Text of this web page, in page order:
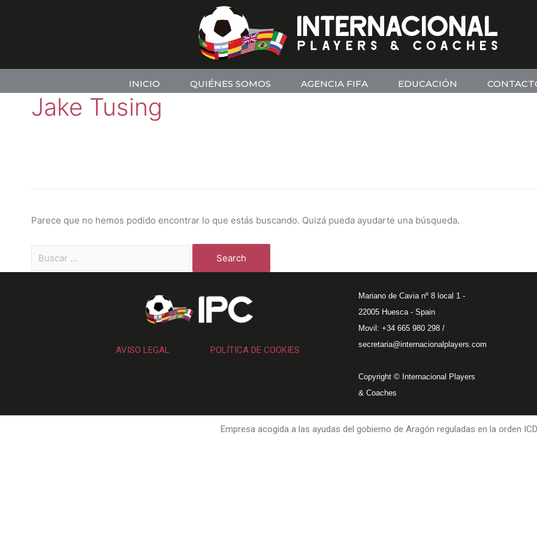
INICIO QUIÉNES SOMOS AGENCIA FIFA EDUCACIÓN
Jake Tusing
Parece que no hemos podido encontrar lo que estás buscando. Quizá pueda ayudarte una búsqueda.
AVISO LEGAL POLÍTICA DE COOKIES
Mariano de Cavia nº 8 local 1 -
22005 Huesca - Spain
Movil: +34 665 980 298 /
secretaria@internacionalplayers.com
Copyright © Internacional Players
& Coaches
Empresa acogida a las ayudas del gobierno de Aragón reguladas en la orden